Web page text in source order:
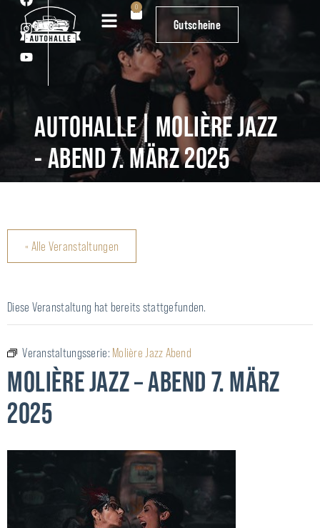
0
Gutscheine
0
Gutscheine
AUTOHALLE | MOLIÈRE JAZZ
- ABEND 7. MÄRZ 2025
« Alle Veranstaltungen
Diese Veranstaltung hat bereits stattgefunden.
Veranstaltungsserie: Molière Jazz Abend
MOLIÈRE JAZZ – ABEND 7. MÄRZ
2025